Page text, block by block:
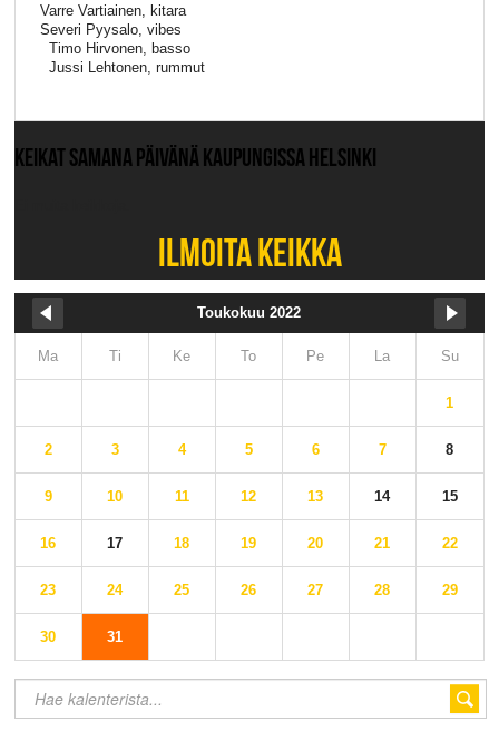
Varre Vartiainen, kitara
Severi Pyysalo, vibes
Timo Hirvonen, basso
Jussi Lehtonen, rummut
KEIKAT SAMANA PÄIVÄNÄ KAUPUNGISSA HELSINKI
ILMOITA KEIKKA
Toukokuu 2022
Ma Ti Ke To Pe La Su
1
2 3 4 5 6 7 8
9 10 11 12 13 14 15
16 17 18 19 20 21 22
23 24 25 26 27 28 29
30 31